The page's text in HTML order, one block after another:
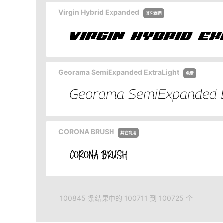
Virgin Hybrid Expanded 其它商用
Georama SemiExpanded ExtraLight 免费
CORONA BRUSH 其它商用
100845 条结果中的 100711 到 100725 个